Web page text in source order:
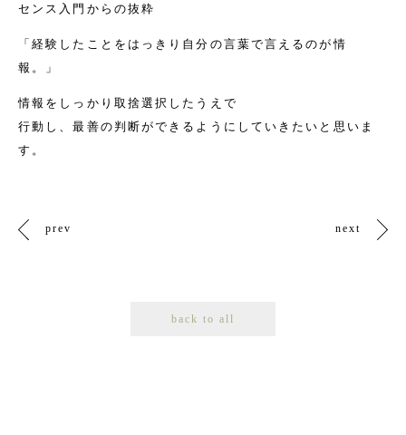
センス入門からの抜粋
「経験したことをはっきり自分の言葉で言えるのが情
報。」
情報をしっかり取捨選択したうえで
行動し、最善の判断ができるようにしていきたいと思いま
す。
prev next
back to all